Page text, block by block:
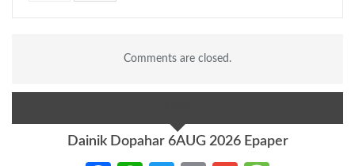
Comments are closed.
Dainik Dopahar 6AUG 2026 Epaper